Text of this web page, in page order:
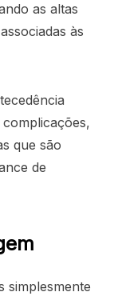
as altas
às
que são
de
simplesmente